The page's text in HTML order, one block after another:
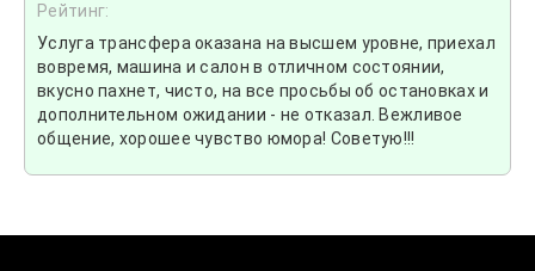
Рейтинг:
Услуга трансфера оказана на высшем уровне, приехал
вовремя, машина и салон в отличном состоянии,
вкусно пахнет, чисто, на все просьбы об остановках и
дополнительном ожидании - не отказал. Вежливое
общение, хорошее чувство юмора! Советую!!!